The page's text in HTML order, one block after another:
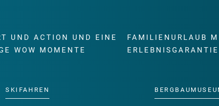
UND ACTION UND EINE
WOW MOMENTE
SKIFAHREN
FAMILIENURLAUB
ERLEBNISGARANTIE